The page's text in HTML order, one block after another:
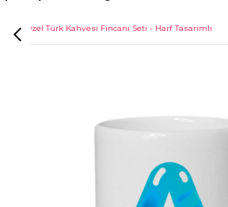
İsme Özel Türk Kahvesi Fincanı Seti - Harf Tasarımlı